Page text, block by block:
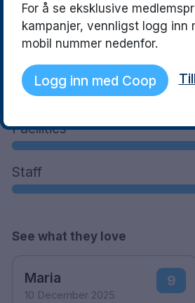
What guests said
Location
Facilities
Staff
See what they love
Maria
10 December 2025
9
For å se eksklusive
kampanjer, vennligst logg inn
mobil nummer nedenfor.
Logg inn med Coop